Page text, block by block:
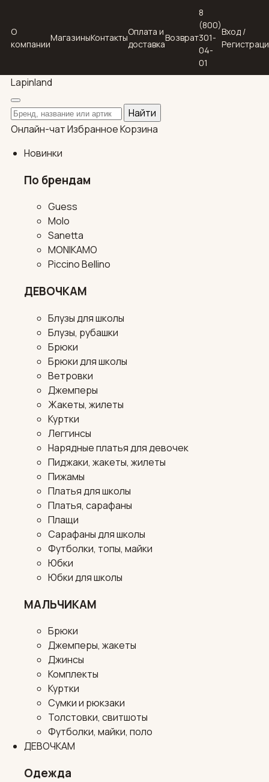
О
компании
МагазиныКонтакты
Оплата и
доставка
Возврат
8
(800)
301-
04-
01
Вход /
Lapinland
Поиск по каталогу
Найти
Онлайн-чатИзбранноеКорзина
Новинки
По брендам
Guess
Molo
Sanetta
MONIKAMO
Piccino Bellino
ДЕВОЧКАМ
Блузы для школы
Блузы, рубашки
Брюки
Брюки для школы
Ветровки
Джемперы
Жакеты, жилеты
Куртки
Леггинсы
Нарядные платья для девочек
Пиджаки, жакеты, жилеты
Пижамы
Платья для школы
Платья, сарафаны
Плащи
Сарафаны для школы
Футболки, топы, майки
Юбки
Юбки для школы
МАЛЬЧИКАМ
Брюки
Джемперы, жакеты
Джинсы
Комплекты
Куртки
Сумки и рюкзаки
Толстовки, свитшоты
Футболки, майки, поло
ДЕВОЧКАМ
Одежда